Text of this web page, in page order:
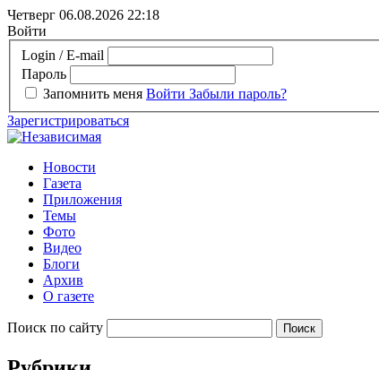
Четверг 06.08.2026 22:18
Войти
Login / E-mail
Пароль
Запомнить меня Войти Забыли пароль?
Зарегистрироваться
Новости
Газета
Приложения
Темы
Фото
Видео
Блоги
Архив
О газете
Поиск по сайту